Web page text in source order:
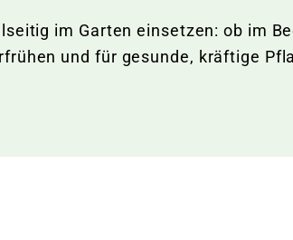
im Garten einsetzen: ob im
und für gesunde, kräftige